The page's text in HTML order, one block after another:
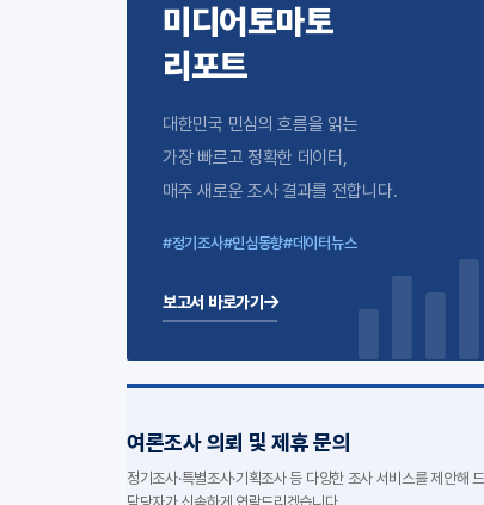
미디어토마토
리포트
대한민국 민심의 흐름을 읽는
가장 빠르고 정확한 데이터,
매주 새로운 조사 결과를 전합니다.
#정기조사#민심동향#데이터뉴스
보고서 바로가기
여론조사 의뢰 및 제휴 문의
정기조사·특별조사·기획조사 등 다양한 조사 서비스를 제안해